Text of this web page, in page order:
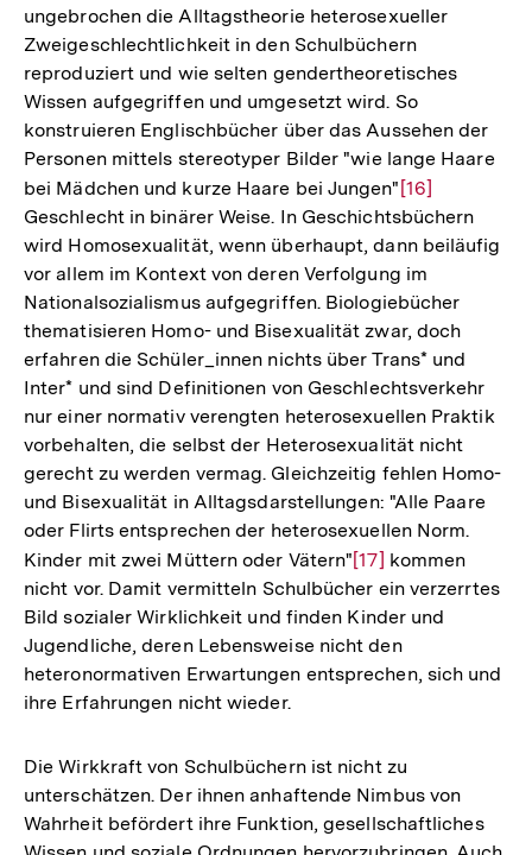
ungebrochen die Alltagstheorie heterosexueller
Zweigeschlechtlichkeit in den Schulbüchern
reproduziert und wie selten gendertheoretisches
Wissen aufgegriffen und umgesetzt wird. So
konstruieren Englischbücher über das Aussehen der
Personen mittels stereotyper Bilder "wie lange Haare
bei Mädchen und kurze Haare bei Jungen" Zur
Auflösung
der
Fußnote
[16]
Geschlecht in binärer Weise. In Geschichtsbüchern
wird Homosexualität, wenn überhaupt, dann beiläufig
vor allem im Kontext von deren Verfolgung im
Nationalsozialismus aufgegriffen. Biologiebücher
thematisieren Homo- und Bisexualität zwar, doch
erfahren die Schüler_innen nichts über Trans* und
Inter* und sind Definitionen von Geschlechtsverkehr
nur einer normativ verengten heterosexuellen Praktik
vorbehalten, die selbst der Heterosexualität nicht
gerecht zu werden vermag. Gleichzeitig fehlen Homo-
und Bisexualität in Alltagsdarstellungen: "Alle Paare
oder Flirts entsprechen der heterosexuellen Norm.
Kinder mit zwei Müttern oder Vätern"Zur
Auflösung
der
Fußnote
[17] kommen
nicht vor. Damit vermitteln Schulbücher ein verzerrtes
Bild sozialer Wirklichkeit und finden Kinder und
Jugendliche, deren Lebensweise nicht den
heteronormativen Erwartungen entsprechen, sich und
ihre Erfahrungen nicht wieder.
Die Wirkkraft von Schulbüchern ist nicht zu
unterschätzen. Der ihnen anhaftende Nimbus von
Wahrheit befördert ihre Funktion, gesellschaftliches